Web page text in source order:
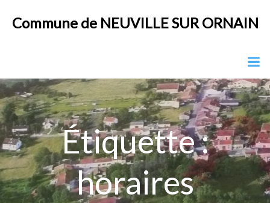
au
Commune de NEUVILLE SUR ORNAIN
Étiquette :
horaires